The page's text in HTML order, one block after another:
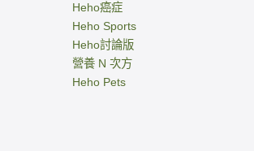
Heho癌症
Heho Sports
Heho討論版
營養 N 次方
Heho Pets